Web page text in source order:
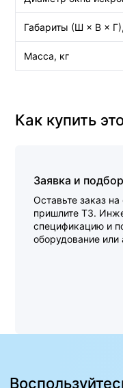
Габариты (Ш × В ×
Масса, кг
Как купить
Заявка и подбор
Оставьте заказ на
пришлите ТЗ.
спецификацию и
оборудование или